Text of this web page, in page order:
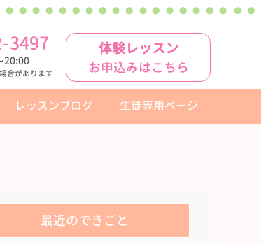
-3497
20:00
合があります
体験レッスン
お申込みはこちら
レッスンブログ 生徒専用ページ
最近のできごと